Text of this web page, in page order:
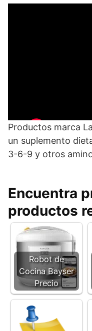
Productos marca
un suplemento
3-6-9 y otros
Encuentra
productos
Robot de
Cocina Bayser
Precio